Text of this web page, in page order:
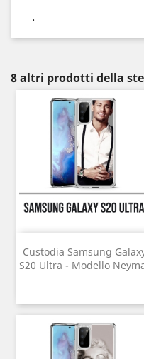
.
8 altri prodotti della
Custodia Samsung
S20 Ultra - Modello